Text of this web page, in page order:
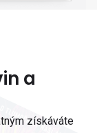
a
získáváte